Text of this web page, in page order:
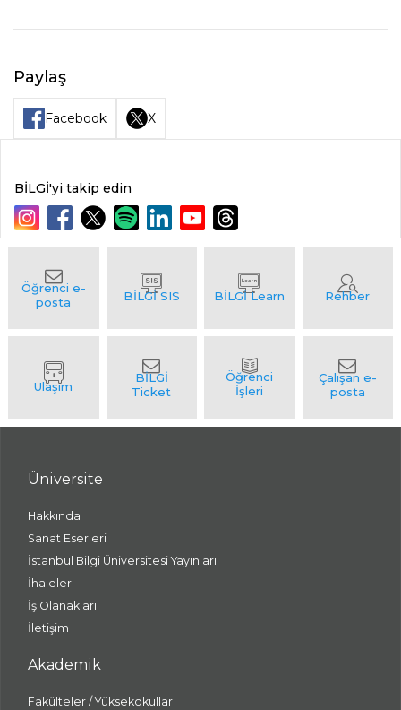
Paylaş
Facebook X
BİLGİ'yi takip edin
Üniversite
Hakkında
Sanat Eserleri
İstanbul Bilgi Üniversitesi Yayınları
İhaleler
İş Olanakları
İletişim
Akademik
Fakülteler / Yüksekokullar